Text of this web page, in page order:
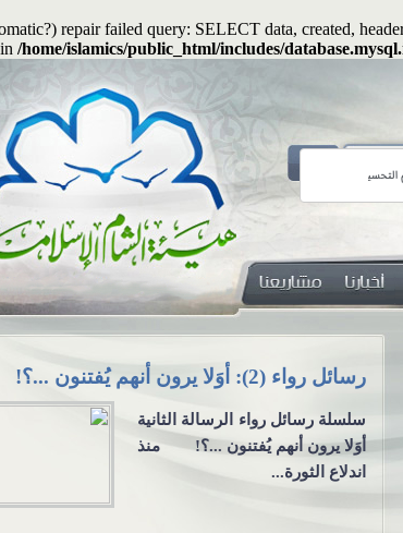
repair failed query: SELECT data, created,
/home/islamics/public_html/includes/
رسائل رواء (2): أوَلا يرون أنهم يُفتنون ...؟!
سلسلة رسائل رواء الرسالة الثانية
أوَلا يرون أنهم يُفتنون ...؟! منذ
اندلاع الثورة...